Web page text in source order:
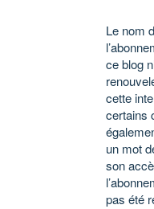
Le nom
ce blog
cette
certains
un mot
son
pas été